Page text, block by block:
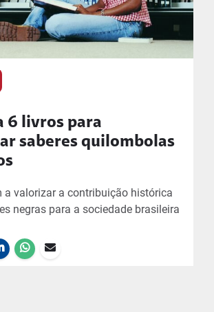
6 livros para
saberes quilombolas
a valorizar a contribuição histórica
negras para a sociedade brasileira